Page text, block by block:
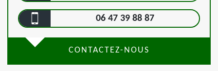
06 47 39 88 87
CONTACTEZ-NOUS